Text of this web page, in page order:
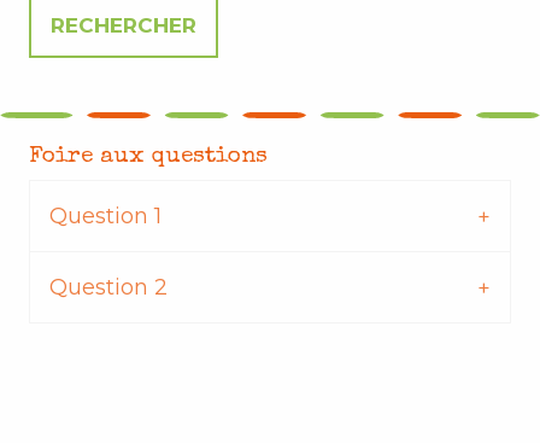
Foire aux questions
Question 1
Question 2